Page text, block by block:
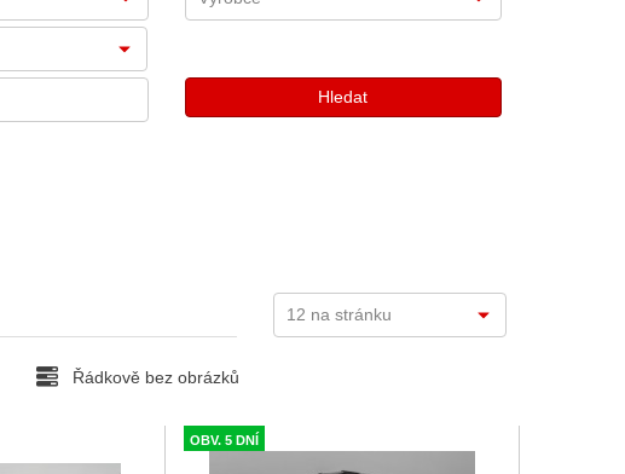
Řádkově bez obrázků
OBV. 5 DNÍ